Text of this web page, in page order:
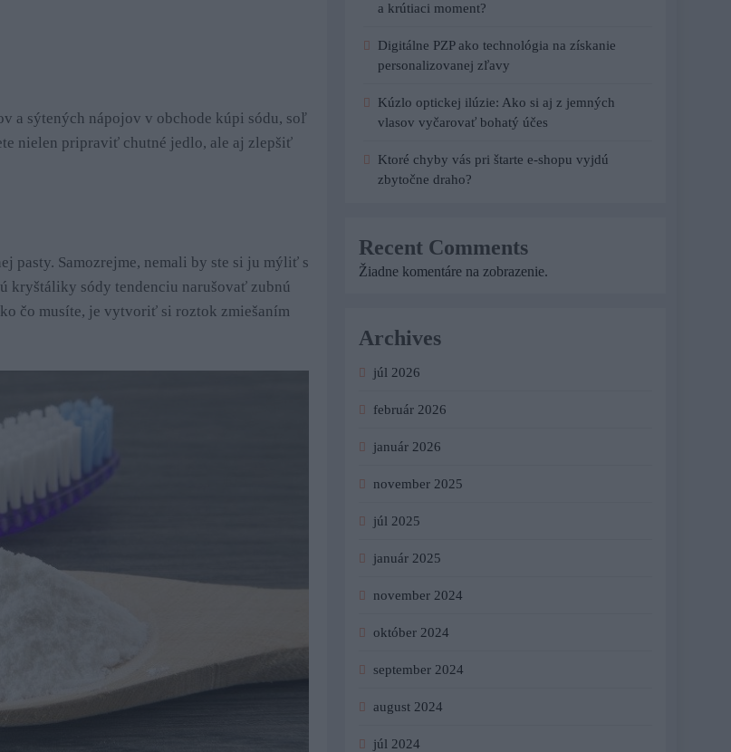
a sýtených nápojov v obchode kúpi sódu, soľ
nielen pripraviť chutné jedlo, ale aj zlepšiť
pasty. Samozrejme, nemali by ste si ju mýliť s
kryštáliky sódy tendenciu narušovať zubnú
čo musíte, je vytvoriť si roztok zmiešaním
a krútiaci moment?
Digitálne PZP ako technológia na získanie
personalizovanej zľavy
Kúzlo optickej ilúzie: Ako si aj z jemných
vlasov vyčarovať bohatý účes
Ktoré chyby vás pri štarte e-shopu vyjdú
zbytočne draho?
Recent Comments
Žiadne komentáre na zobrazenie.
Archives
júl 2026
február 2026
január 2026
november 2025
júl 2025
január 2025
november 2024
október 2024
september 2024
august 2024
júl 2024